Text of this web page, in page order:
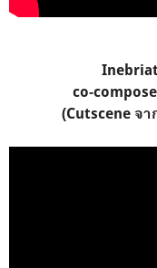
co-
(Cutscene จ